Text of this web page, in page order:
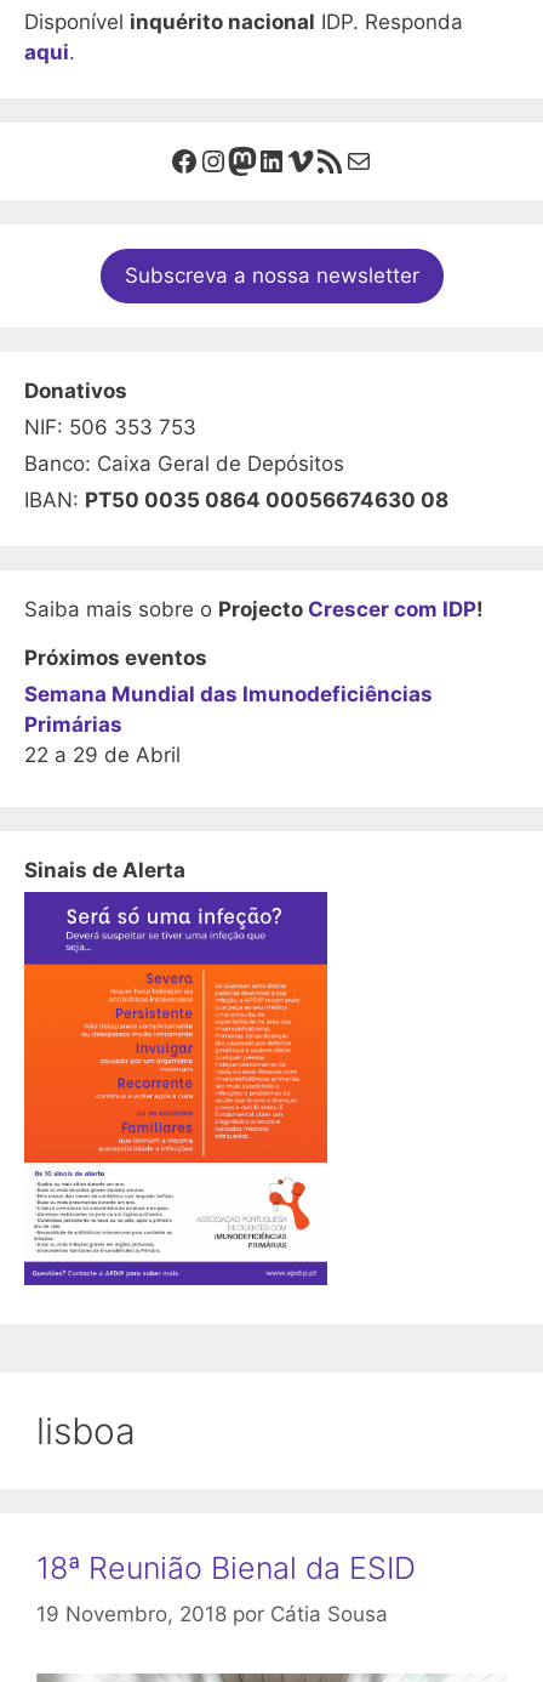
lisboa
18ª Reunião Bienal da ESID
19 Novembro, 2018 por Cátia Sousa
Disponível inquérito nacional IDP. Responda
aqui.
Facebook
Instagram
Mastodon
LinkedIn
Vimeo
Feed RSS
Mail
Subscreva a nossa newsletter
Donativos
NIF: 506 353 753
Banco: Caixa Geral de Depósitos
IBAN: PT50 0035 0864 00056674630 08
Saiba mais sobre o Projecto Crescer com IDP!
Próximos eventos
Semana Mundial das Imunodeficiências
Primárias
22 a 29 de Abril
Sinais de Alerta